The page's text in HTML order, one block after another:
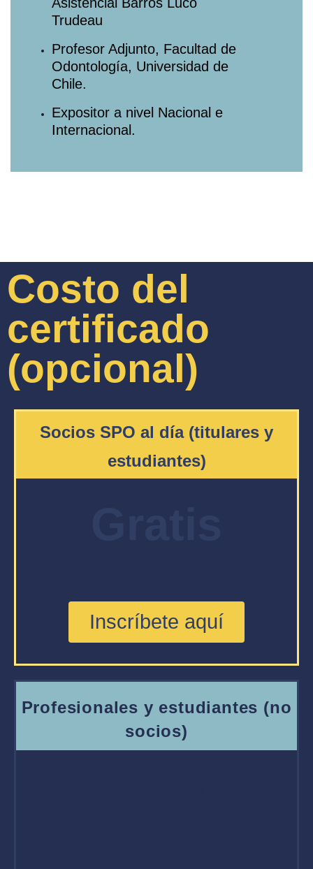
Trudeau⁠
Profesor Adjunto, Facultad de
Odontología, Universidad de
Chile.
Expositor a nivel Nacional e
Internacional.
Costo del
certificado
(opcional)
Socios SPO al día (titulares y
estudiantes)
Inscríbete aquí
Profesionales y estudiantes (no
socios)